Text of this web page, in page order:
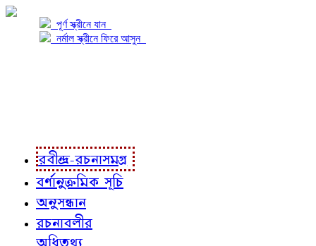
পূর্ণ স্ক্রীনে যান
নর্মাল স্ক্রীনে ফিরে আসুন
রবীন্দ্র-রচনাসমগ্র
বর্ণানুক্রমিক সূচি
অনুসন্ধান
রচনাবলীর
অধিতথ্য